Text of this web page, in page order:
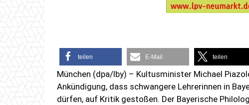
teilen E-Mail teilen
München (dpa/lby) – Kultusminister Michael
Ankündigung, dass schwangere Lehrerinnen in
dürfen, auf Kritik gestoßen. Der Bayerische